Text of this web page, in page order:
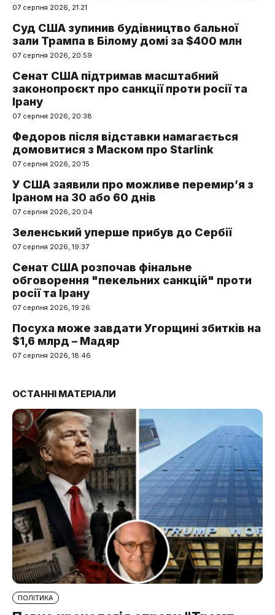
07 серпня 2026, 21:21
Суд США зупинив будівництво бальної
зали Трампа в Білому домі за $400 млн
07 серпня 2026, 20:59
Сенат США підтримав масштабний
законопроєкт про санкції проти росії та
Ірану
07 серпня 2026, 20:38
Федоров після відставки намагається
домовитися з Маском про Starlink
07 серпня 2026, 20:15
У США заявили про можливе перемир’я з
Іраном на 30 або 60 днів
07 серпня 2026, 20:04
Зеленський уперше прибув до Сербії
07 серпня 2026, 19:37
Сенат США розпочав фінальне
обговорення "пекельних санкцій" проти
росії та Ірану
07 серпня 2026, 19:26
Посуха може завдати Угорщині збитків на
$1,6 млрд – Мадяр
07 серпня 2026, 18:46
ОСТАННІ МАТЕРІАЛИ
ПОЛІТИКА